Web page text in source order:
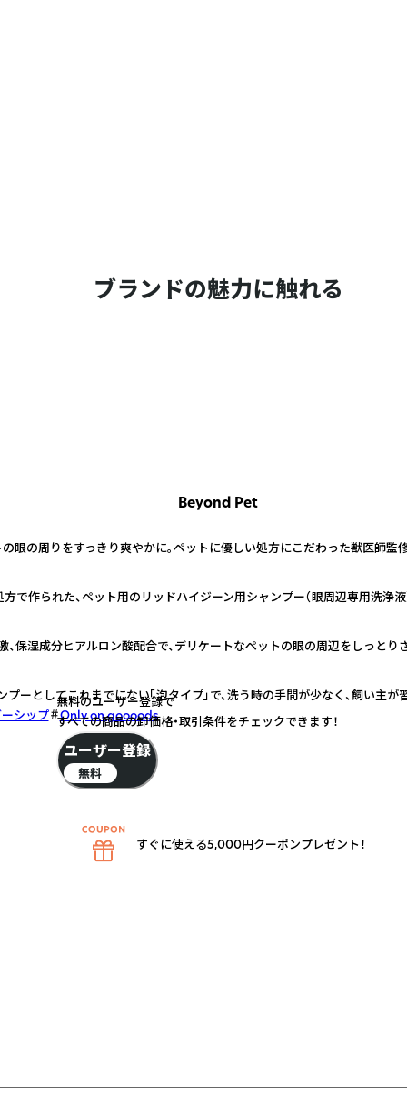
ブランドの魅力に触れる
Beyond Pet
眼の周りをすっきり爽やかに。ペットに優しい処方にこだわった獣医師監
で作られた、ペット用のリッドハイジーン用シャンプー（眼周辺専用洗浄液
保湿成分ヒアルロン酸配合で、デリケートなペットの眼の周辺をしっとり
ーとしてこれまでにない「泡タイプ」で、洗う時の手間が少なく、飼い主
シップ
Only on goooods
無料のユーザー登録で
すべての商品の卸価格・取引条件をチェックできます！
ユーザー登録
無料
すぐに使える5,000円クーポンプレゼント！